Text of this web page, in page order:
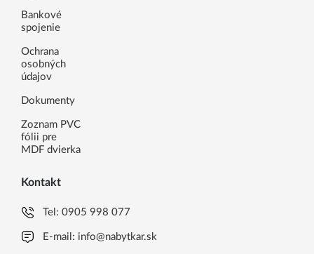
Bankové
spojenie
Ochrana
osobných
údajov
Dokumenty
Zoznam PVC
fólii pre
MDF dvierka
Kontakt
Tel:0905 998 077
E-mail: info@nabytkar.sk